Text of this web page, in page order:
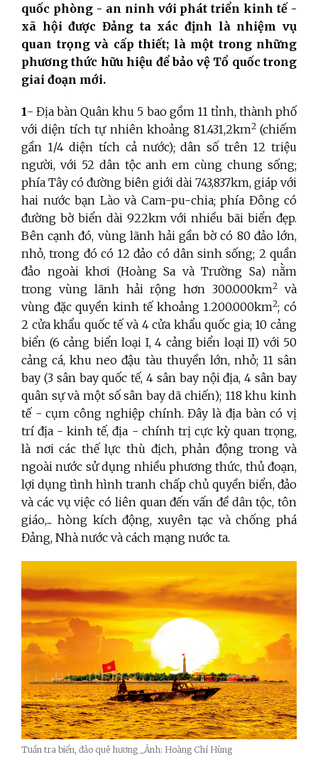
quốc phòng - an ninh với phát triển kinh tế -
xã hội được Đảng ta xác định là nhiệm vụ
quan trọng và cấp thiết; là một trong những
phương thức hữu hiệu để bảo vệ Tổ quốc trong
giai đoạn mới.
1- Địa bàn Quân khu 5 bao gồm 11 tỉnh, thành phố
với diện tích tự nhiên khoảng 81.431,2km2(chiếm
gần 1/4 diện tích cả nước); dân số trên 12 triệu
người, với 52 dân tộc anh em cùng chung sống;
phía Tây có đường biên giới dài 743,837km, giáp với
hai nước bạn Lào và Cam-pu-chia; phía Đông có
đường bờ biển dài 922km với nhiều bãi biển đẹp.
Bên cạnh đó, vùng lãnh hải gần bờ có 80 đảo lớn,
nhỏ, trong đó có 12 đảo có dân sinh sống; 2 quần
đảo ngoài khơi (Hoàng Sa và Trường Sa) nằm
trong vùng lãnh hải rộng hơn 300.000km2
và
vùng đặc quyền kinh tế khoảng 1.200.000km2; có
2 cửa khẩu quốc tế và 4 cửa khẩu quốc gia; 10 cảng
biển (6 cảng biển loại I, 4 cảng biển loại II) với 50
cảng cá, khu neo đậu tàu thuyền lớn, nhỏ; 11 sân
bay (3 sân bay quốc tế, 4 sân bay nội địa, 4 sân bay
quân sự và một số sân bay dã chiến); 118 khu kinh
tế - cụm công nghiệp chính. Đây là địa bàn có vị
trí địa - kinh tế, địa - chính trị cực kỳ quan trọng,
là nơi các thế lực thù địch, phản động trong và
ngoài nước sử dụng nhiều phương thức, thủ đoạn,
lợi dụng tình hình tranh chấp chủ quyền biển, đảo
và các vụ việc có liên quan đến vấn đề dân tộc, tôn
giáo,... hòng kích động, xuyên tạc và chống phá
Đảng, Nhà nước và cách mạng nước ta.
Tuần tra biển, đảo quê hương _Ảnh: Hoàng Chí Hùng